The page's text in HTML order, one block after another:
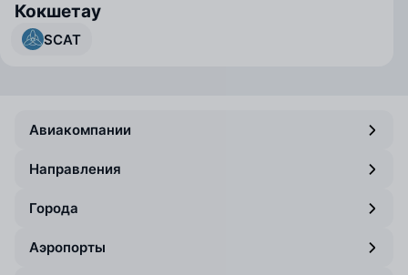
Кокшетау
SCAT
Авиакомпании
Направления
Города
Аэропорты